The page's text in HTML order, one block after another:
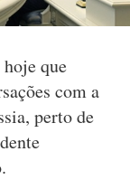
que
com a
perto de